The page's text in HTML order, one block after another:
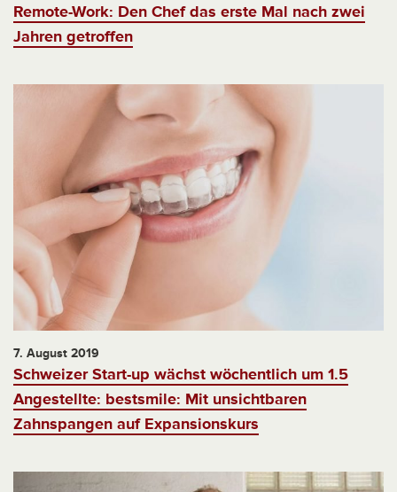
Remote-Work: Den Chef das erste Mal nach zwei
Jahren getroffen
7. August 2019
Schweizer Start-up wächst wöchentlich um 1.5
Angestellte: bestsmile: Mit unsichtbaren
Zahnspangen auf Expansionskurs